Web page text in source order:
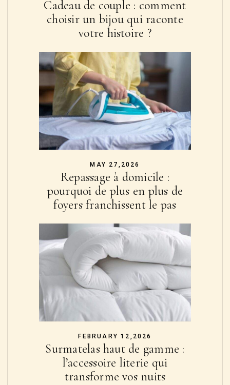
Cadeau de couple : comment
choisir un bijou qui raconte
votre histoire ?
MAY 27,2026
Repassage à domicile :
pourquoi de plus en plus de
foyers franchissent le pas
FEBRUARY 12,2026
Surmatelas haut de gamme :
l’accessoire literie qui
transforme vos nuits